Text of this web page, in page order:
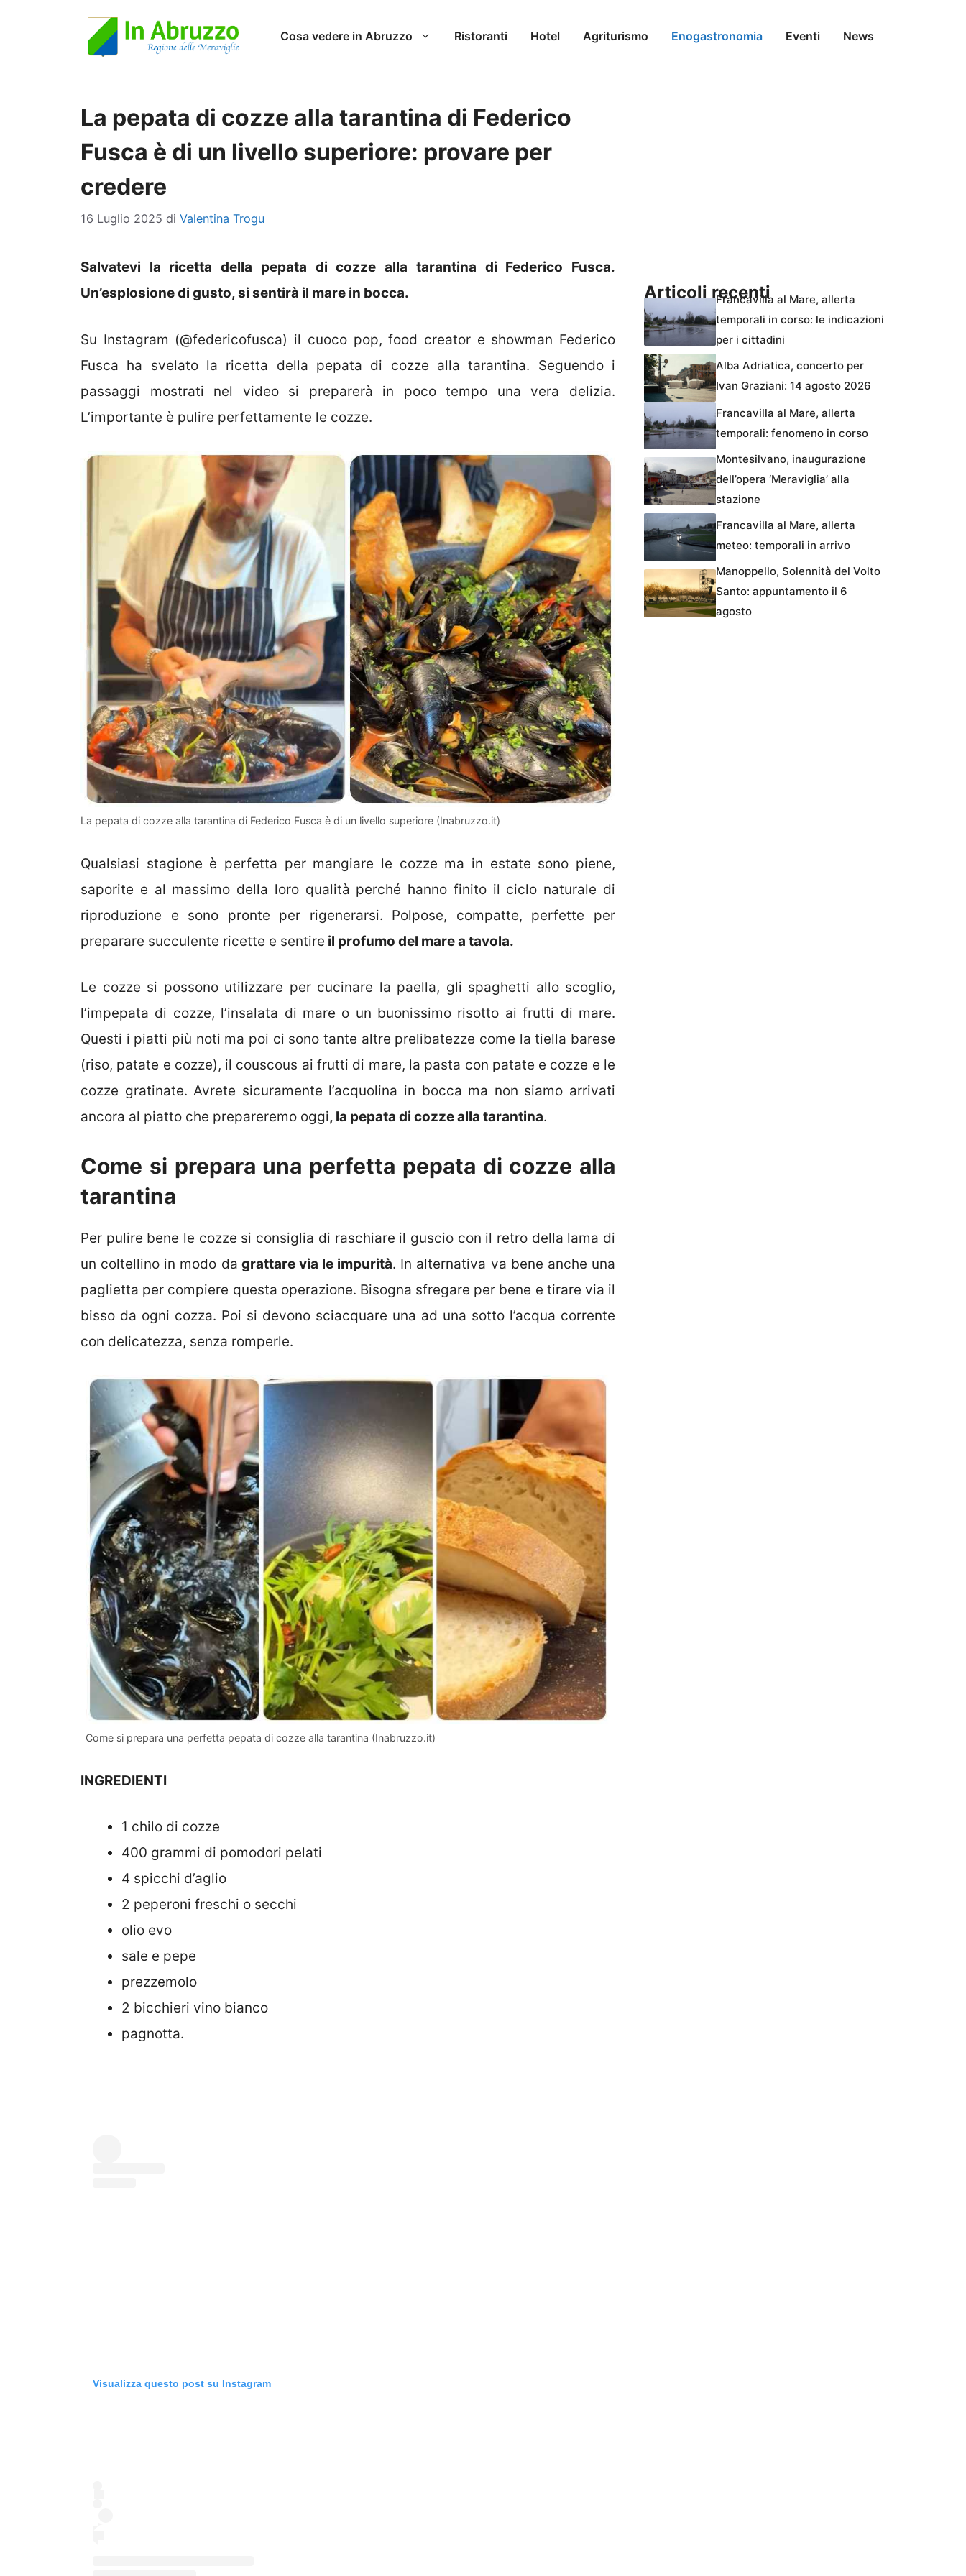
Cosa vedere in Abruzzo Ristoranti Hotel Agriturismo Enogastronomia Eventi News
La pepata di cozze alla tarantina di Federico
Fusca è di un livello superiore: provare per
credere
16 Luglio 2025 di Valentina Trogu
Salvatevi la ricetta della pepata di cozze alla tarantina di Federico Fusca.
Un’esplosione di gusto, si sentirà il mare in bocca.
Su Instagram (@federicofusca) il cuoco pop, food creator e showman Federico
Fusca ha svelato la ricetta della pepata di cozze alla tarantina. Seguendo i
passaggi mostrati nel video si preparerà in poco tempo una vera delizia.
L’importante è pulire perfettamente le cozze.
La pepata di cozze alla tarantina di Federico Fusca è di un livello superiore (Inabruzzo.it)
Qualsiasi stagione è perfetta per mangiare le cozze ma in estate sono piene,
saporite e al massimo della loro qualità perché hanno finito il ciclo naturale di
riproduzione e sono pronte per rigenerarsi. Polpose, compatte, perfette per
preparare succulente ricette e sentire il profumo del mare a tavola.
Le cozze si possono utilizzare per cucinare la paella, gli spaghetti allo scoglio,
l’impepata di cozze, l’insalata di mare o un buonissimo risotto ai frutti di mare.
Questi i piatti più noti ma poi ci sono tante altre prelibatezze come la tiella barese
(riso, patate e cozze), il couscous ai frutti di mare, la pasta con patate e cozze e le
cozze gratinate. Avrete sicuramente l’acquolina in bocca ma non siamo arrivati
ancora al piatto che prepareremo oggi, la pepata di cozze alla tarantina.
Come si prepara una perfetta pepata di cozze alla
tarantina
Per pulire bene le cozze si consiglia di raschiare il guscio con il retro della lama di
un coltellino in modo da grattare via le impurità. In alternativa va bene anche una
paglietta per compiere questa operazione. Bisogna sfregare per bene e tirare via il
bisso da ogni cozza. Poi si devono sciacquare una ad una sotto l’acqua corrente
con delicatezza, senza romperle.
Come si prepara una perfetta pepata di cozze alla tarantina (Inabruzzo.it)
INGREDIENTI
1 chilo di cozze
400 grammi di pomodori pelati
4 spicchi d’aglio
2 peperoni freschi o secchi
olio evo
sale e pepe
prezzemolo
2 bicchieri vino bianco
pagnotta.
Visualizza questo post su Instagram
Articoli recentiFrancavilla al Mare, allerta
temporali in corso: le indicazioni
per i cittadini
Alba Adriatica, concerto per
Ivan Graziani: 14 agosto 2026
Francavilla al Mare, allerta
temporali: fenomeno in corso
Montesilvano, inaugurazione
dell’opera ‘Meraviglia’ alla
stazione
Francavilla al Mare, allerta
meteo: temporali in arrivo
Manoppello, Solennità del Volto
Santo: appuntamento il 6
agosto